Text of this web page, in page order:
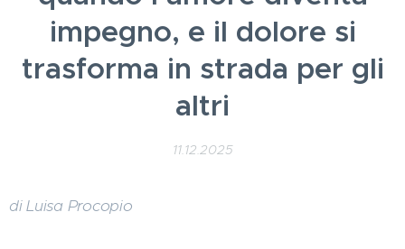
impegno, e il dolore si
trasforma in strada per gli
altri
11.12.2025
di Luisa Procopio